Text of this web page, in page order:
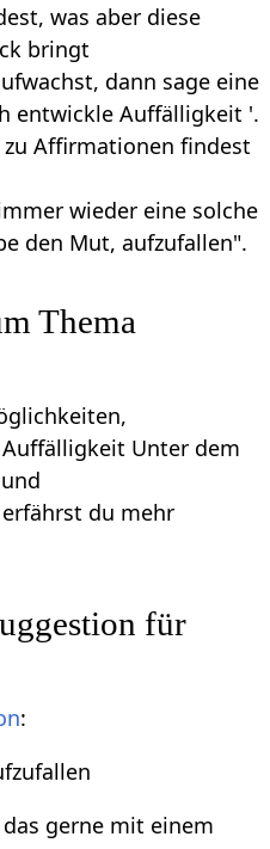
was aber diese
bringt
dann sage eine
entwickle Auffälligkeit '.
Affirmationen findest
wieder eine solche
den Mut, aufzufallen".
Thema
Unter dem
du mehr
für
:
gerne mit einem